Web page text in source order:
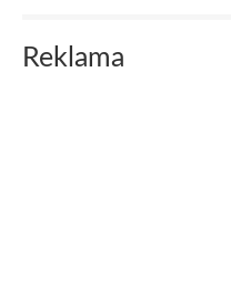
Reklama